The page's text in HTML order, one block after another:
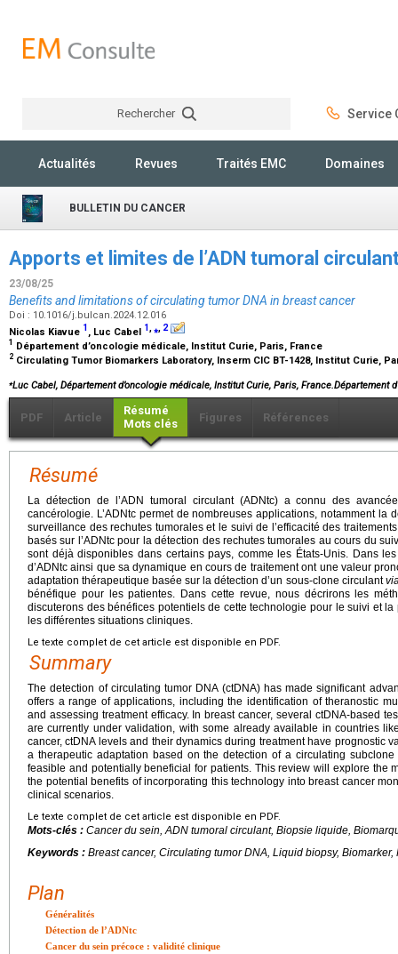
Rechercher Service
Actualités Revues Traités EMC Domaines
BULLETIN DU CANCER
Apports et limites de l’ADN tumoral
23/08/25
Benefits and limitations of circulating tumor DNA in breast cancer
Doi : 10.1016/j.bulcan.2024.12.016
Nicolas Kiavue 1 , Luc Cabel 1,⁎, 2
1 Département d’oncologie médicale, Institut Curie, Paris, France
2 Circulating Tumor Biomarkers Laboratory, Inserm CIC BT-1428, Institut Curie,
⁎Luc Cabel, Département d’oncologie médicale, Institut Curie, Paris, France.Département
PDF Article
Résumé
Mots clés
Figures Références
Résumé
La détection de l’ADN tumoral circulant (ADNtc) a connu des
cancérologie. L’ADNtc permet de nombreuses applications, notamment la
surveillance des rechutes tumorales et le suivi de l’efficacité des
basés sur l’ADNtc pour la détection des rechutes tumorales au cours du
sont déjà disponibles dans certains pays, comme les États-Unis. Dans
d’ADNtc ainsi que sa dynamique en cours de traitement ont une valeur
adaptation thérapeutique basée sur la détection d’un sous-clone circulant
bénéfique pour les patientes. Dans cette revue, nous décrirons les
discuterons des bénéfices potentiels de cette technologie pour le suivi et
les différentes situations cliniques.
Le texte complet de cet article est disponible en PDF.
Summary
The detection of circulating tumor DNA (ctDNA) has made significant
offers a range of applications, including the identification of theranostic
and assessing treatment efficacy. In breast cancer, several ctDNA-based
are currently under validation, with some already available in countries
cancer, ctDNA levels and their dynamics during treatment have prognostic
a therapeutic adaptation based on the detection of a circulating
feasible and potentially beneficial for patients. This review will explore the
the potential benefits of incorporating this technology into breast cancer
clinical scenarios.
Le texte complet de cet article est disponible en PDF.
Mots-clés : Cancer du sein, ADN tumoral circulant, Biopsie liquide,
Keywords : Breast cancer, Circulating tumor DNA, Liquid biopsy, Biomarker,
Plan
Généralités
Détection de l’ADNtc
Cancer du sein précoce : validité clinique